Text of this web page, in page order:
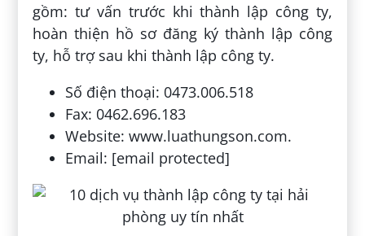
gồm: tư vấn trước khi thành lập công ty,
hoàn thiện hồ sơ đăng ký thành lập công
ty, hỗ trợ sau khi thành lập công ty.
Số điện thoại: 0473.006.518
Fax: 0462.696.183
Website: www.luathungson.com.
Email: [email protected]